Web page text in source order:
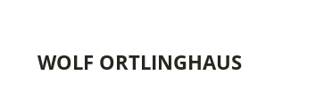
WOLF ORTLINGHAUS